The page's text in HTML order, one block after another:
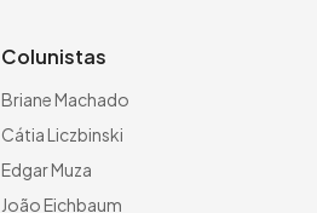
Colunistas
Briane Machado
Cátia Liczbinski
Edgar Muza
João Eichbaum